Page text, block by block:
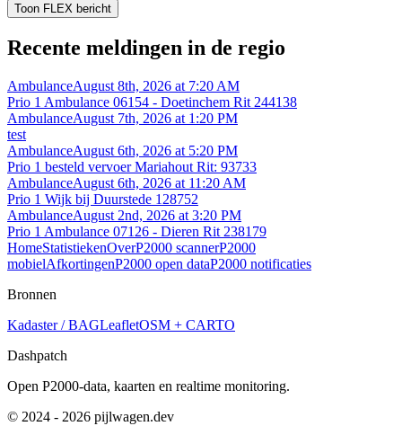
Toon FLEX bericht
Recente meldingen in de regio
AmbulanceAugust 8th, 2026 at 7:20 AM
Prio 1 Ambulance 06154 - Doetinchem Rit 244138
AmbulanceAugust 7th, 2026 at 1:20 PM
test
AmbulanceAugust 6th, 2026 at 5:20 PM
Prio 1 besteld vervoer Mariahout Rit: 93733
AmbulanceAugust 6th, 2026 at 11:20 AM
Prio 1 Wijk bij Duurstede 128752
AmbulanceAugust 2nd, 2026 at 3:20 PM
Prio 1 Ambulance 07126 - Dieren Rit 238179
HomeStatistiekenOverP2000 scannerP2000
mobielAfkortingenP2000 open dataP2000 notificaties
Bronnen
Kadaster / BAGLeafletOSM + CARTO
Dashpatch
Open P2000-data, kaarten en realtime monitoring.
© 2024 - 2026 pijlwagen.dev